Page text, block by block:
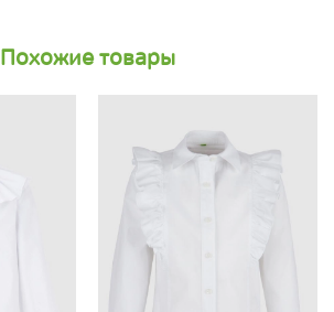
Похожие товары